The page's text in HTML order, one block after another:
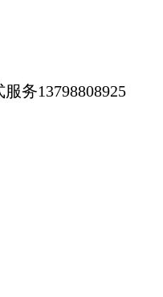
务13798808925